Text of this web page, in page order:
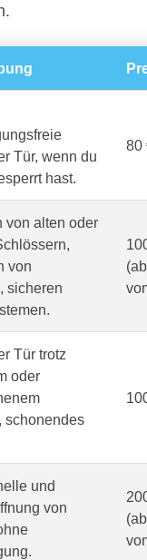
Tür, wenn du
hast.
80
von alten oder
von
sicheren
Tür trotz
oder
schonendes
und
von